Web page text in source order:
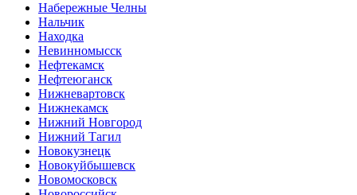
Набережные Челны
Нальчик
Находка
Невинномысск
Нефтекамск
Нефтеюганск
Нижневартовск
Нижнекамск
Нижний Новгород
Нижний Тагил
Новокузнецк
Новокуйбышевск
Новомосковск